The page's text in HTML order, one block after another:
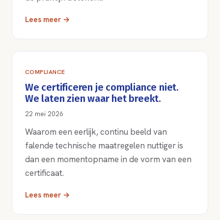
Lees meer →
COMPLIANCE
We certificeren je compliance niet.
We laten zien waar het breekt.
22 mei 2026
Waarom een eerlijk, continu beeld van
falende technische maatregelen nuttiger is
dan een momentopname in de vorm van een
certificaat.
Lees meer →